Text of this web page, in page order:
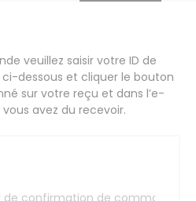
veuillez saisir votre ID de
dessous et cliquer le bouton
sur votre reçu et dans l’e-
avez du recevoir.